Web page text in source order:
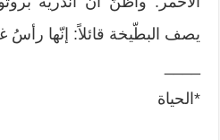
يصف البطّيخة قائلاً: إنّها رأسُ
*الحياة